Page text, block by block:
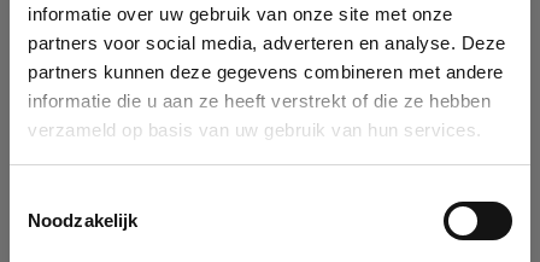
informatie over uw gebruik van onze site met onze
partners voor social media, adverteren en analyse. Deze
partners kunnen deze gegevens combineren met andere
informatie die u aan ze heeft verstrekt of die ze hebben
verzameld op basis van uw gebruik van hun services.
Noodzakelijk
Please fill in your company details
You can search a company in our database by name, VAT or
enterprise ID. When a company is selected it will auto-complete the
form. If you don't find your company in our database, you can create
See details
Ok